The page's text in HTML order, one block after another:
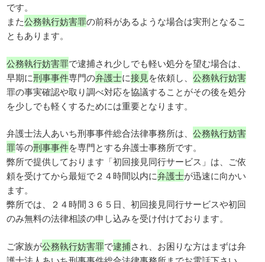
です。
また公務執行妨害罪の前科があるような場合は実刑となるこ
ともあります。
公務執行妨害罪で逮捕され少しでも軽い処分を望む場合は、
早期に刑事事件専門の弁護士に接見を依頼し、公務執行妨害
罪の事実確認や取り調べ対応を協議することがその後を処分
を少しでも軽くするためには重要となります。
弁護士法人あいち刑事事件総合法律事務所は、公務執行妨害
罪等の刑事事件を専門とする弁護士事務所です。
弊所で提供しております「初回接見同行サービス」は、ご依
頼を受けてから最短で２４時間以内に弁護士が迅速に向かい
ます。
弊所では、２４時間３６５日、初回接見同行サービスや初回
のみ無料の法律相談の申し込みを受け付けております。
ご家族が公務執行妨害罪で逮捕され、お困りな方はまずは弁